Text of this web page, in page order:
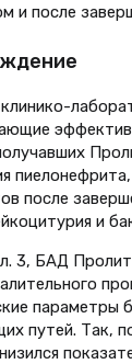
и после
после
и
3, БАД
параметры
путей. Так,